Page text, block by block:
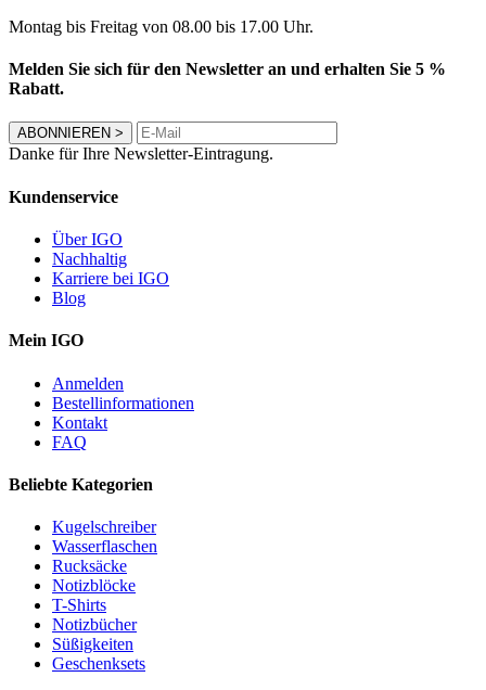
Montag bis Freitag von 08.00 bis 17.00 Uhr.
Melden Sie sich für den Newsletter an und erhalten Sie 5 %
Rabatt.
ABONNIEREN >
Danke für Ihre Newsletter-Eintragung.
Kundenservice
Über IGO
Nachhaltig
Karriere bei IGO
Blog
Mein IGO
Anmelden
Bestellinformationen
Kontakt
FAQ
Beliebte Kategorien
Kugelschreiber
Wasserflaschen
Rucksäcke
Notizblöcke
T-Shirts
Notizbücher
Süßigkeiten
Geschenksets